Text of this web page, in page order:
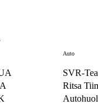
Auto
SVR-
Ritsa